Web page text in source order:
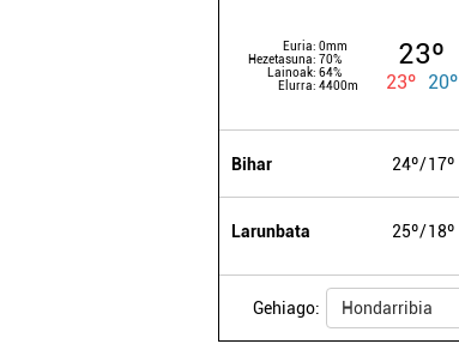
Euria: 0mm
Hezetasuna: 70%
Lainoak: 64%
Elurra: 4400m
23º
23º 20º
Bihar 24º 17º
Larunbata 25º 18º
Gehiago: Hondarribia